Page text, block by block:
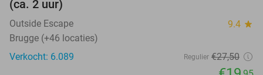
(ca. 2 uur)
Outside Escape 9.4 star
Brugge (+46 locaties)
Verkocht: 6.089
Regulier €27,50